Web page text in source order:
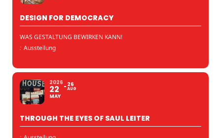
DESIGN FOR DEMOCRACY
WAS GESTALTUNG BEWIRKEN KANN!
: Ausstellung
2026
22
MAY
26
AUG
THROUGH THE EYES OF SAUL LEITER